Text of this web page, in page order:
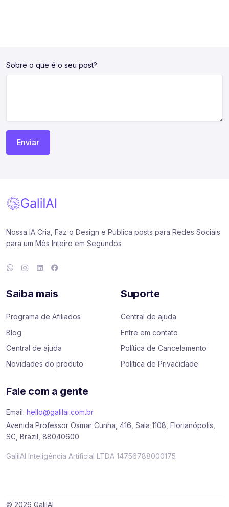
Sobre o que é o seu post?
Enviar
Nossa IA Cria, Faz o Design e Publica posts para Redes Sociais
para um Mês Inteiro em Segundos
Saiba mais
Programa de Afiliados
Blog
Central de ajuda
Novidades do produto
Suporte
Central de ajuda
Entre em contato
Política de Cancelamento
Política de Privacidade
Fale com a gente
Email: hello@galilai.com.br
Avenida Professor Osmar Cunha, 416, Sala 1108, Florianópolis,
SC, Brazil, 88040600
GalilAI Inteligência Artificial LTDA 14756788000175
© 2026 GalilAI